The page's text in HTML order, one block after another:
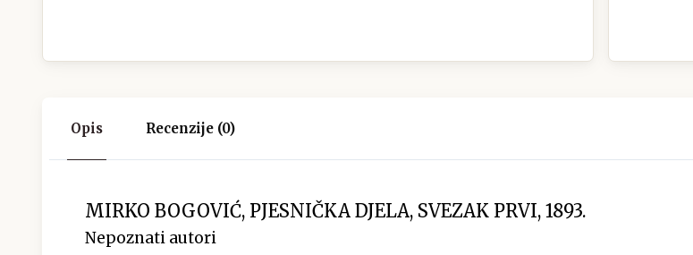
Opis Recenzije (0)
MIRKO BOGOVIĆ, PJESNIČKA DJELA, SVEZAK PRVI, 1893.
Nepoznati autori